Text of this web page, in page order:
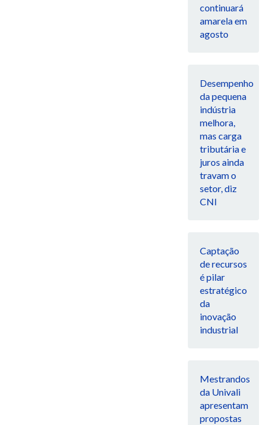
continuará
amarela em
agosto
Desempenho
da pequena
indústria
melhora,
mas carga
tributária e
juros ainda
travam o
setor, diz
CNI
Captação
de recursos
é pilar
estratégico
da
inovação
industrial
Mestrandos
da Univali
apresentam
propostas